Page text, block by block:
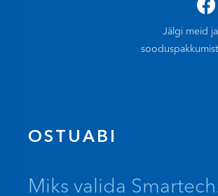
Jälgi meid
OSTUABI
Miks valida